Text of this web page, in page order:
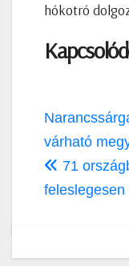
hókotró
navigáció
várható
71